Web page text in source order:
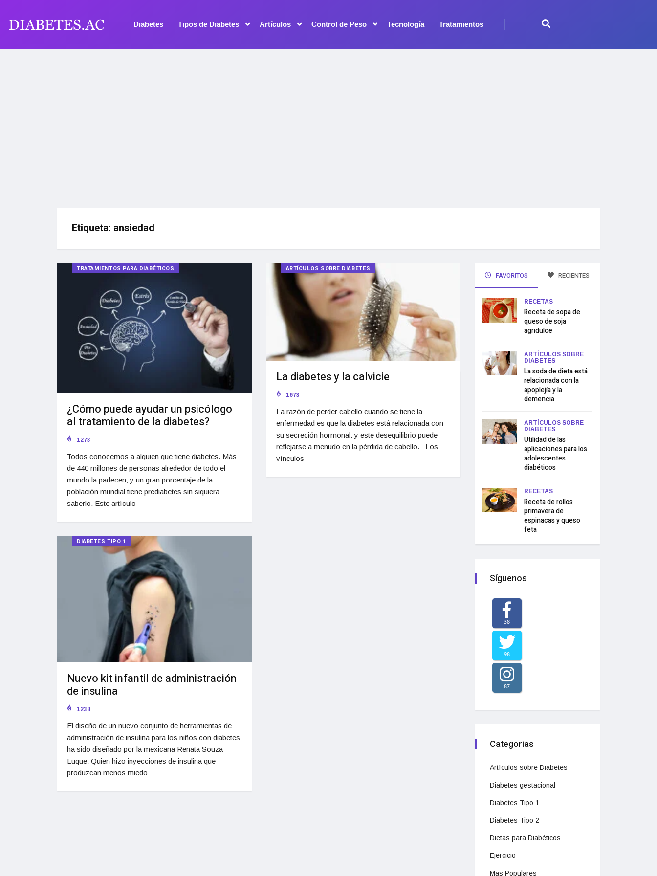
Diabetes Tipos de Diabetes Artículos Control de Peso Tecnología Tratamientos
Etiqueta: ansiedad
TRATAMIENTOS PARA DIABÉTICOS
¿Cómo puede ayudar un psicólogo
al tratamiento de la diabetes?
1273
Todos conocemos a alguien que tiene diabetes. Más
de 440 millones de personas alrededor de todo el
mundo la padecen, y un gran porcentaje de la
población mundial tiene prediabetes sin siquiera
saberlo. Este artículo
ARTÍCULOS SOBRE DIABETES
La diabetes y la calvicie
1673
La razón de perder cabello cuando se tiene la
enfermedad es que la diabetes está relacionada con
su secreción hormonal, y este desequilibrio puede
reflejarse a menudo en la pérdida de cabello. Los
vínculos
DIABETES TIPO 1
Nuevo kit infantil de administración
de insulina
1238
El diseño de un nuevo conjunto de herramientas de
administración de insulina para los niños con diabetes
ha sido diseñado por la mexicana Renata Souza
Luque. Quien hizo inyecciones de insulina que
produzcan menos miedo
FAVORITOS RECIENTES
RECETAS
Receta de sopa de
queso de soja
agridulce
ARTÍCULOS SOBRE
DIABETES
La soda de dieta está
relacionada con la
apoplejía y la
demencia
ARTÍCULOS SOBRE
DIABETES
Utilidad de las
aplicaciones para los
adolescentes
diabéticos
RECETAS
Receta de rollos
primavera de
espinacas y queso
feta
Síguenos
38
98
87
Categorias
Artículos sobre Diabetes
Diabetes gestacional
Diabetes Tipo 1
Diabetes Tipo 2
Dietas para Diabéticos
Ejercicio
Mas Populares